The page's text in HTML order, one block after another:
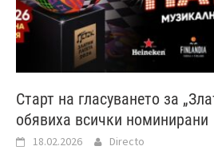
Старт на гласуването за
обявиха всички номинирани
18.02.2026 Directo